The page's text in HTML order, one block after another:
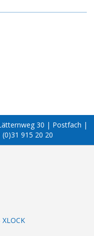
30 | Postfach |
915 20 20